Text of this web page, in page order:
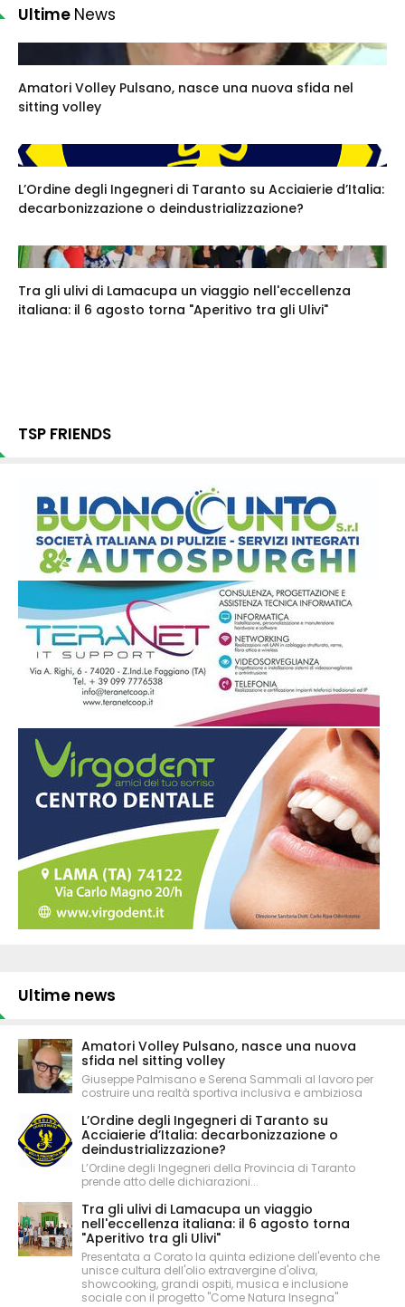
Ultime News
Amatori Volley Pulsano, nasce una nuova sfida nel
sitting volley
L’Ordine degli Ingegneri di Taranto su Acciaierie d’Italia:
decarbonizzazione o deindustrializzazione?
Tra gli ulivi di Lamacupa un viaggio nell'eccellenza
italiana: il 6 agosto torna "Aperitivo tra gli Ulivi"
TSP FRIENDS
Ultime news
Amatori Volley Pulsano, nasce una nuova
sfida nel sitting volley
Giuseppe Palmisano e Serena Sammali al lavoro per
costruire una realtà sportiva inclusiva e ambiziosa
L’Ordine degli Ingegneri di Taranto su
Acciaierie d’Italia: decarbonizzazione o
deindustrializzazione?
L’Ordine degli Ingegneri della Provincia di Taranto
prende atto delle dichiarazioni...
Tra gli ulivi di Lamacupa un viaggio
nell'eccellenza italiana: il 6 agosto torna
"Aperitivo tra gli Ulivi"
Presentata a Corato la quinta edizione dell'evento che
unisce cultura dell'olio extravergine d'oliva,
showcooking, grandi ospiti, musica e inclusione
sociale con il progetto "Come Natura Insegna"